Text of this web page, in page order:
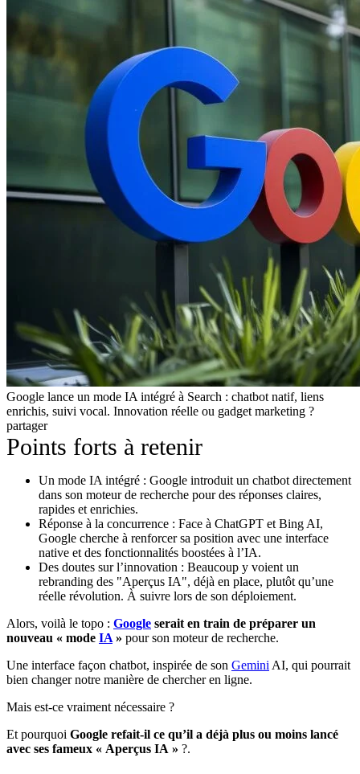
Google lance un mode IA intégré à Search : chatbot natif, liens
enrichis, suivi vocal. Innovation réelle ou gadget marketing ?
partager
Points forts à retenir
Un mode IA intégré : Google introduit un chatbot directement
dans son moteur de recherche pour des réponses claires,
rapides et enrichies.
Réponse à la concurrence : Face à ChatGPT et Bing AI,
Google cherche à renforcer sa position avec une interface
native et des fonctionnalités boostées à l’IA.
Des doutes sur l’innovation : Beaucoup y voient un
rebranding des "Aperçus IA", déjà en place, plutôt qu’une
réelle révolution. À suivre lors de son déploiement.
Alors, voilà le topo : Google serait en train de préparer un
nouveau « mode IA » pour son moteur de recherche.
Une interface façon chatbot, inspirée de son Gemini AI, qui pourrait
bien changer notre manière de chercher en ligne.
Mais est-ce vraiment nécessaire ?
Et pourquoi Google refait-il ce qu’il a déjà plus ou moins lancé
avec ses fameux « Aperçus IA » ?.